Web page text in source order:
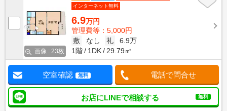
画像 : 23枚
インターネット無料
6.9万円
管理費等：5,000円
敷
なし 礼
6.9万
1階
1DK 29.79㎡
空室確認 無料 電話で問合せ
お店にLINEで相談する 無料